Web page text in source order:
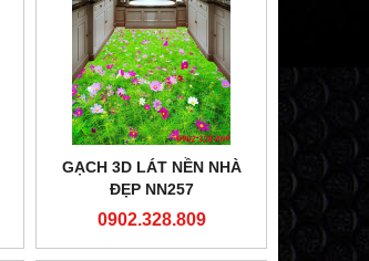
GẠCH 3D LÁT NỀN NHÀ
ĐẸP NN257
0902.328.809